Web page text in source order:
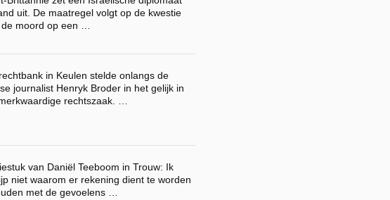
uit. De maatregel volgt op de kwestie
moord op een …
in Keulen stelde onlangs de
journalist Henryk Broder in het gelijk in
rechtszaak. …
van Daniël Teeboom in Trouw: Ik
niet waarom er rekening dient te worden
met de gevoelens …